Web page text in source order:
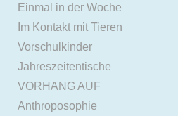
Einmal in der Woche
Im Kontakt mit Tieren
Vorschulkinder
Jahreszeitentische
VORHANG AUF
Anthroposophie